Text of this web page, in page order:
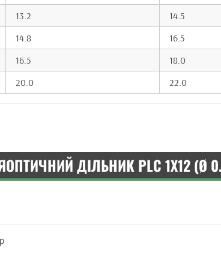
13.2 14.5
14.8 16.5
16.5 18.0
20.0 22.0
ОПТИЧНИЙ ДІЛЬНИК PLC 1X12 (Ø